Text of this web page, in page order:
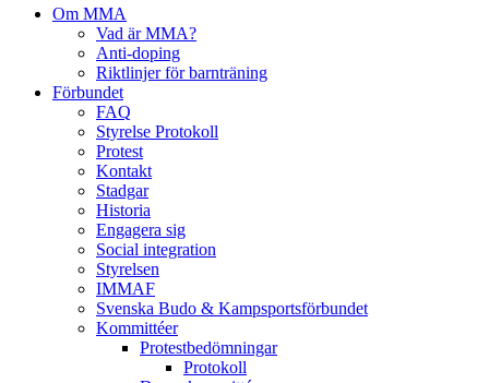
Om MMA
Vad är MMA?
Anti-doping
Riktlinjer för barnträning
Förbundet
FAQ
Styrelse Protokoll
Protest
Kontakt
Stadgar
Historia
Engagera sig
Social integration
Styrelsen
IMMAF
Svenska Budo & Kampsportsförbundet
Kommittéer
Protestbedömningar
Protokoll